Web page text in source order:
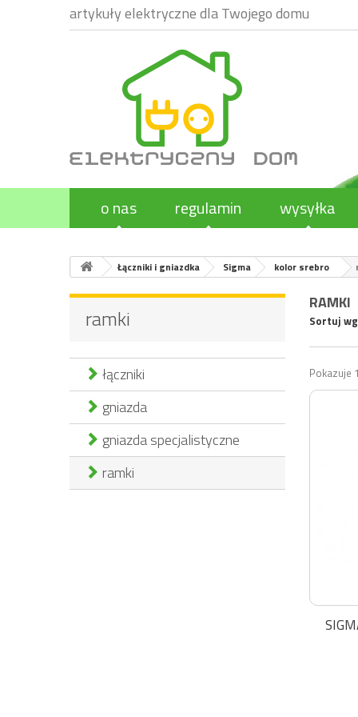
artykuły elektryczne dla Twojego domu
o nas regulamin wysyłka
Łączniki i gniazdka Sigma kolor srebro
ramki
łączniki
gniazda
gniazda specjalistyczne
ramki
RAMKI
Sortuj wg
Pokazuje